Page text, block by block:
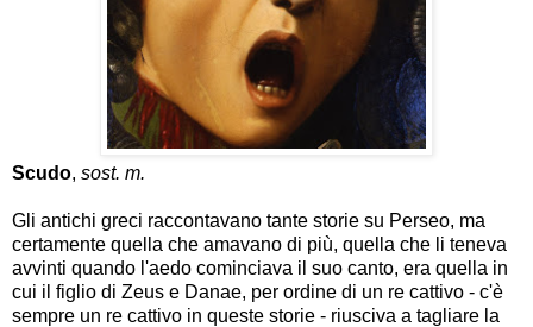
Scudo, sost. m.
Gli antichi greci raccontavano tante storie su Perseo, ma
certamente quella che amavano di più, quella che li teneva
avvinti quando l'aedo cominciava il suo canto, era quella in
cui il figlio di Zeus e Danae, per ordine di un re cattivo - c'è
sempre un re cattivo in queste storie - riusciva a tagliare la